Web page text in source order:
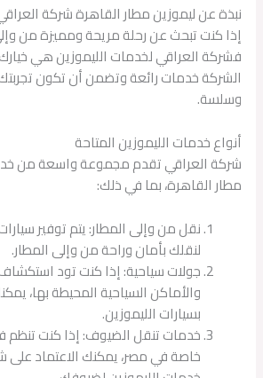
نبذة عن ليموزين مطار القاهرة شركة
إذا كنت تبحث عن رحلة مريحة ومميزة من
فشركة العراقي لخدمات الليموزين هي
الشركة خدمات رائعة وتضمن أن تكون
وسلسة.
أنواع خدمات الليموزين المتاحة
شركة العراقي تقدم مجموعة واسعة من
مطار القاهرة، بما في ذلك:
نقل من وإلى المطار: يتم توفير
لنقلك بأمان وراحة من وإلى المطار.
جولات سياحية: إذا كنت تود
والأماكن السياحية المحيطة بها،
بسيارات الليموزين.
خدمات تنقل الضيوف: إذا كنت تنظم
خاصة في مصر، يمكنك الاعتماد على